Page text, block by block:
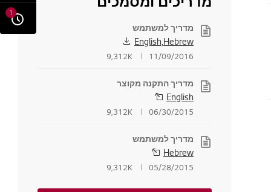
מדריך למשתמש
English,Hebrew
11/09/2016
9,312K
מדריך התקנה מקוצר
English
06/30/2015
9,312K
מדריך למשתמש
Hebrew
05/28/2015
9,312K
1